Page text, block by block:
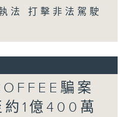
法 打擊非法駕駛
騙案
約1億400萬